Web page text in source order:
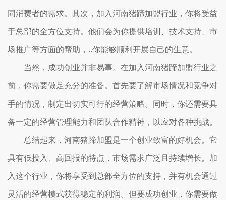
同消费者的需求。其次，加入河南猪蹄加盟行业，你将受益
于总部的全方位支持。他们会为你提供培训、技术支持、市
场推广等方面的帮助，..你能够顺利开展自己的生意。
当然，成功创业并非易事。在加入河南猪蹄加盟行业之
前，你需要做足充分的准备。首先要了解市场情况和竞争对
手的情况，制定出切实可行的经营策略。同时，你还需要具
备一定的经营管理能力和团队合作精神，以应对各种挑战。
总结起来，河南猪蹄加盟是一个创业致富的好机会。它
具有低投入、高回报的特点，市场需求广泛且持续增长。加
入这个行业，你将享受到总部全方位的支持，并有机会通过
灵活的经营模式获得稳定的利润。但要成功创业，你需要做